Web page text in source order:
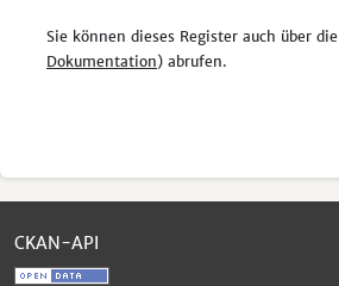
Sie können dieses Register auch über die
Dokumentation) abrufen.
CKAN-API